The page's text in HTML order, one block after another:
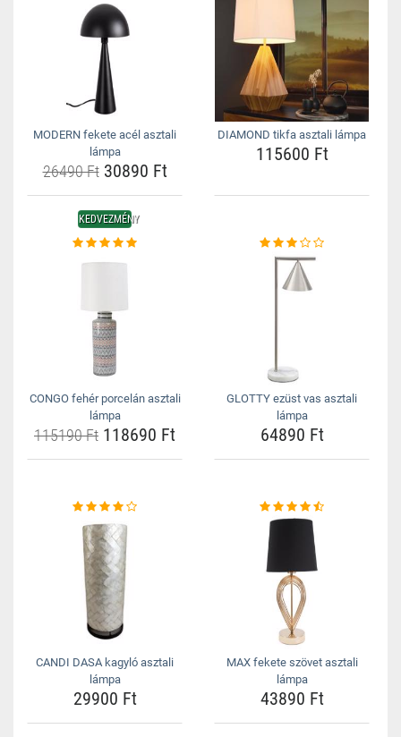
MODERN fekete acél asztali
lámpa
26490 Ft30890 Ft
DIAMOND tikfa asztali lámpa
115600 Ft
KEDVEZMÉNY
CONGO fehér porcelán asztali
lámpa
115190 Ft 118690 Ft
GLOTTY ezüst vas asztali
lámpa
64890 Ft
CANDI DASA kagyló asztali
lámpa
29900 Ft
MAX fekete szövet asztali
lámpa
43890 Ft